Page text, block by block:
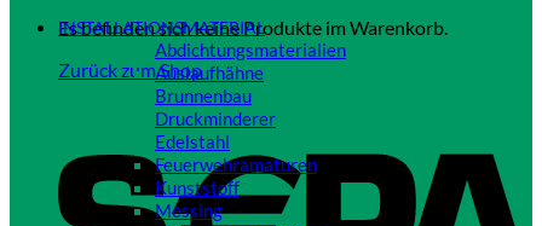
Es befinden sich keine Produkte im Warenkorb.
Zurück zum Shop
INSTALLATIONSMATERIAL
Abdichtungsmaterialien
Auslaufhähne
Brunnenbau
Druckminderer
Edelstahl
Feuerwehramaturen
Kunststoff
Messing